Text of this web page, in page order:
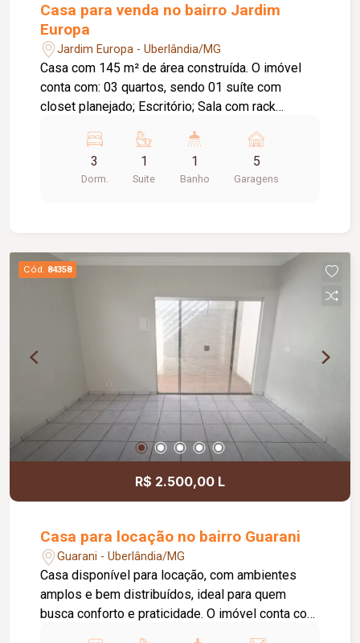
Casa para venda no bairro Jardim
Europa
Jardim Europa - Uberlândia/MG
Casa com 145 m² de área construída. O imóvel
conta com: 03 quartos, sendo 01 suíte com
closet planejado; Escritório; Sala com rack
planejados, cooktop e forno embutido; Banheiros
com box em blindex, espelhos e aquecimento
solar; Área gourmet com churrasqueira, pia e
portas de correr; Ar-condicionado em 02 quartos;
Aquecimento solar para cozinha e banheiros;
Sistema de monitoramento com 08 câmeras;
Painel integrado de 21 polegadas na cozinha;
Interfone com trava e abertura automática; Piso
interno em porcelanato polido e área externa em
porcelanato acetinado; Jardim de inverno com
blindex; Imóvel quitado e com escritura.
3
Dorm.
1
Suite
1
Banho
5
Garagens
Cód. 84358
R$ 2.500,00 L
Casa para locação no bairro Guarani
Guarani - Uberlândia/MG
Casa disponível para locação, com ambientes
amplos e bem distribuídos, ideal para quem
busca conforto e praticidade. O imóvel conta com